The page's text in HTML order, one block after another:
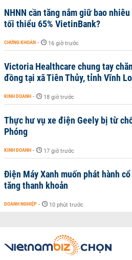
NHNN cần tăng nắm giữ bao
tối thiểu 65% VietinBank?
CHỨNG KHOÁN - 16 giờ trước
Victoria Healthcare chung tay
đồng tại xã Tiên Thủy, tỉnh Vĩnh
KINH DOANH - 18 giờ trước
Thực hư vụ xe điện Geely bị từ
Phóng
KINH DOANH - 17 giờ trước
Điện Máy Xanh muốn phát hành
tăng thanh khoản
DOANH NGHIỆP - 10 phút trước